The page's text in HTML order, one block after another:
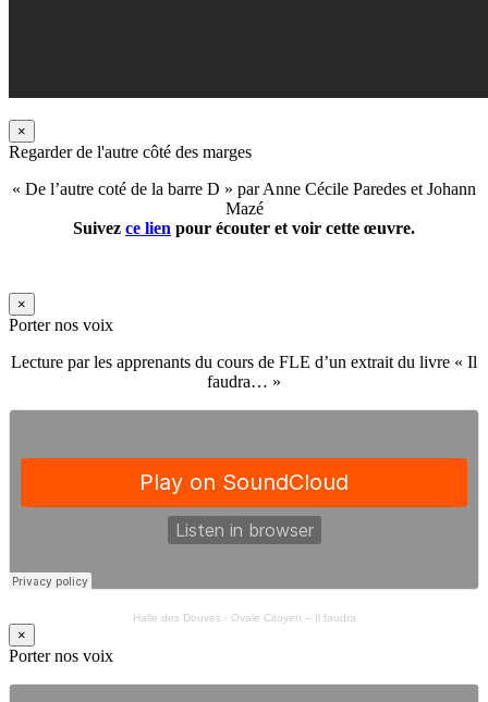
×
Regarder de l'autre côté des marges
« De l’autre coté de la barre D » par Anne Cécile Paredes et Johann
Mazé
Suivez ce lien pour écouter et voir cette œuvre.
×
Porter nos voix
Lecture par les apprenants du cours de FLE d’un extrait du livre « Il
faudra… »
Halle des Douves· Ovale Citoyen – Il faudra
×
Porter nos voix